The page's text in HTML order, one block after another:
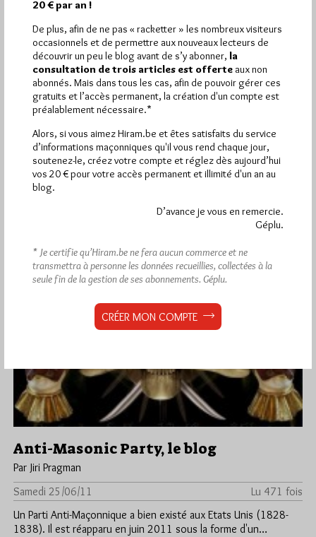
Par Jiri Pragman
Jeudi 28/07/11
Lu 493 fois
On sait qu'Anders Behring Breivik, l'auteur des tueries en
Norvège, était membre de l'Ordre des Francs-Maçons
norvégiens et qu'il vient…
Anti-Masonic Party, le blog
Par Jiri Pragman
Samedi 25/06/11
Lu 471 fois
Un Parti Anti-Maçonnique a bien existé aux Etats Unis (1828-
1838). Il est réapparu en juin 2011 sous la forme d'un…
20 € par an !
De plus, afin de ne pas « racketter » les nombreux visiteurs
occasionnels et de permettre aux nouveaux lecteurs de
découvrir un peu le blog avant de s’y abonner, la
consultation de trois articles est offerte aux non
abonnés. Mais dans tous les cas, afin de pouvoir gérer ces
gratuits et l’accès permanent, la création d'un compte est
préalablement nécessaire.*
Alors, si vous aimez Hiram.be et êtes satisfaits du service
d’informations maçonniques qu'il vous rend chaque jour,
soutenez-le, créez votre compte et réglez dès aujourd’hui
vos 20 € pour votre accès permanent et illimité d'un an au
blog.
D’avance je vous en remercie.
Géplu.
* Je certifie qu’Hiram.be ne fera aucun commerce et ne
transmettra à personne les données recueillies, collectées à la
seule fin de la gestion de ses abonnements. Géplu.
CRÉER MON COMPTE